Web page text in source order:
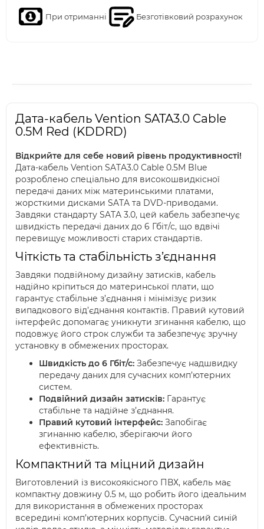
При отриманні Безготівковий розрахунок
Дата-кабель Vention SATA3.0 Cable
0.5M Red (KDDRD)
Відкрийте для себе новий рівень продуктивності!
Дата-кабель Vention SATA3.0 Cable 0.5M Blue
розроблено спеціально для високошвидкісної
передачі даних між материнськими платами,
жорсткими дисками SATA та DVD-приводами.
Завдяки стандарту SATA 3.0, цей кабель забезпечує
швидкість передачі даних до 6 Гбіт/с, що вдвічі
перевищує можливості старих стандартів.
Чіткість та стабільність з’єднання
Завдяки подвійному дизайну затисків, кабель
надійно кріпиться до материнської плати, що
гарантує стабільне з’єднання і мінімізує ризик
випадкового від’єднання контактів. Правий кутовий
інтерфейс допомагає уникнути згинання кабелю, що
подовжує його строк служби та забезпечує зручну
установку в обмежених просторах.
Швидкість до 6 Гбіт/с: Забезпечує надшвидку
передачу даних для сучасних комп’ютерних
систем.
Подвійний дизайн затисків: Гарантує
стабільне та надійне з’єднання.
Правий кутовий інтерфейс: Запобігає
згинанню кабелю, зберігаючи його
ефективність.
Компактний та міцний дизайн
Виготовлений із високоякісного ПВХ, кабель має
компактну довжину 0.5 м, що робить його ідеальним
для використання в обмежених просторах
всередині комп’ютерних корпусів. Сучасний синій